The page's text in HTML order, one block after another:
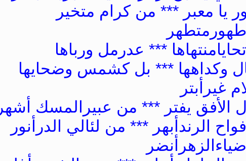
ﻳﺎ ﻣﻌﺒﺮ *** ﻣﻦ ﻛﺮﺍﻡ ﻣﺘﺨﻴﺮ
*** ﻋﺪﺭﻣﻞ ﻭﺭﺑﺎﻫﺎ
ﻭﻛﺪﺍﻫﻬﺎ *** ﺑﻞ ﻛﺸﻤﺲ ﻭﺿﺤﺎﻳﻬﺎ
ﻏﻴﺮﺃﺑﺘﺮ
ﺍﻷﻓﻖ ﻳﻔﺘﺮ *** ﻣﻦ ﻋﺒﻴﺮﺍﻟﻤﺴﻚ ﺃﺷﻬﺮ
ﺍﻟﺮﻧﺪﺃﺑﻬﺮ *** ﻣﻦ ﻟﺌﺎﻟﻲ ﺍﻟﺪﺭﺃﻧﻮﺭ